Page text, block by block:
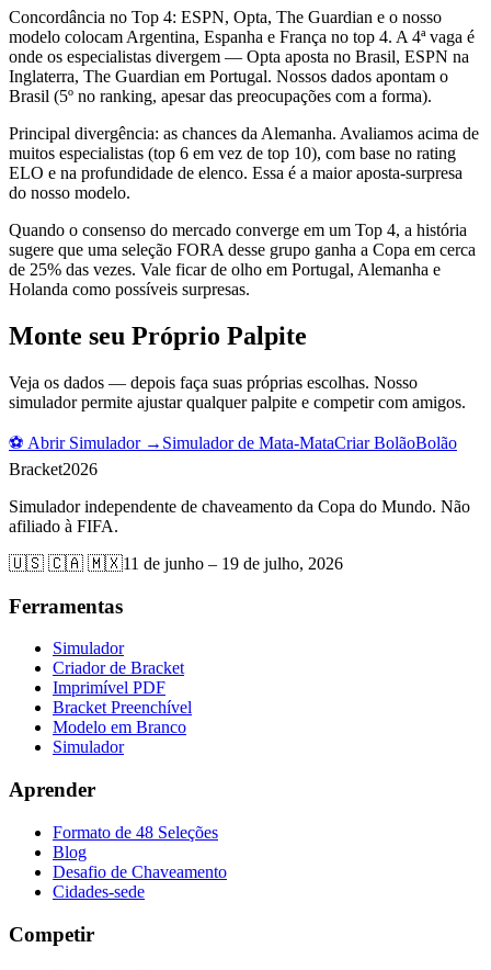
Concordância no Top 4: ESPN, Opta, The Guardian e o nosso
modelo colocam Argentina, Espanha e França no top 4. A 4ª vaga é
onde os especialistas divergem — Opta aposta no Brasil, ESPN na
Inglaterra, The Guardian em Portugal. Nossos dados apontam o
Brasil (5º no ranking, apesar das preocupações com a forma).
Principal divergência: as chances da Alemanha. Avaliamos acima de
muitos especialistas (top 6 em vez de top 10), com base no rating
ELO e na profundidade de elenco. Essa é a maior aposta-surpresa
do nosso modelo.
Quando o consenso do mercado converge em um Top 4, a história
sugere que uma seleção FORA desse grupo ganha a Copa em cerca
de 25% das vezes. Vale ficar de olho em Portugal, Alemanha e
Holanda como possíveis surpresas.
Monte seu Próprio Palpite
Veja os dados — depois faça suas próprias escolhas. Nosso
simulador permite ajustar qualquer palpite e competir com amigos.
⚽ Abrir Simulador→ Simulador de Mata-MataCriar BolãoBolão
Bracket2026
Simulador independente de chaveamento da Copa do Mundo. Não
afiliado à FIFA.
🇺🇸 🇨🇦 🇲🇽11 de junho – 19 de julho, 2026
Ferramentas
Simulador
Criador de Bracket
Imprimível PDF
Bracket Preenchível
Modelo em Branco
Simulador
Aprender
Formato de 48 Seleções
Blog
Desafio de Chaveamento
Cidades-sede
Competir